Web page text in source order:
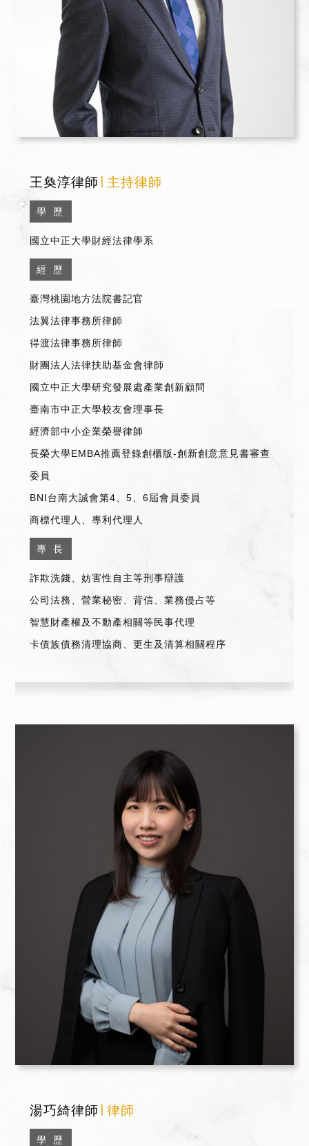
王奐淳律師 ∣ 主持律師
學 歷
國立中正大學財經法律學系
經 歷
臺灣桃園地方法院書記官
法翼法律事務所律師
得渡法律事務所律師
財團法人法律扶助基金會律師
國立中正大學研究發展處產業創新顧問
臺南市中正大學校友會理事長
經濟部中小企業榮譽律師
長榮大學EMBA推薦登錄創櫃版-創新創意意見書審查
委員
BNI台南大誠會第4、5、6屆會員委員
商標代理人、專利代理人
專 長
詐欺洗錢、妨害性自主等刑事辯護
公司法務、營業秘密、背信、業務侵占等
智慧財產權及不動產相關等民事代理
卡債族債務清理協商、更生及清算相關程序
湯巧綺律師 ∣ 律師
學 歷